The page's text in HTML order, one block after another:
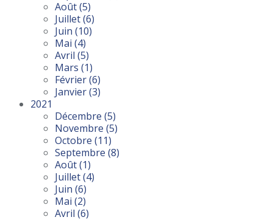
Août(5)
Juillet(6)
Juin (10)
Mai (4)
Avril (5)
Mars (1)
Février(6)
Janvier(3)
2021
Décembre (5)
Novembre (5)
Octobre (11)
Septembre (8)
Août(1)
Juillet(4)
Juin (6)
Mai (2)
Avril (6)